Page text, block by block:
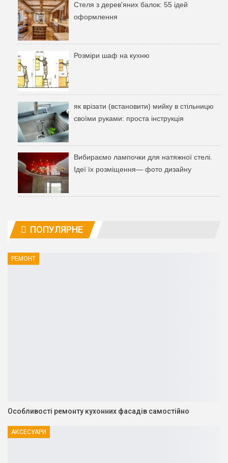
Стеля з дерев'яних балок: 55 ідей
оформлення
Розміри шаф на кухню
як врізати (встановити) мийку в стільницю
своїми руками: проста інструкція
Вибираємо лампочки для натяжної стелі.
Ідеї ​​їх розміщення— фото дизайну
ПОПУЛЯРНЕ
РЕМОНТ
Особливості ремонту кухонних фасадів самостійно
АКСЕСУАРИ